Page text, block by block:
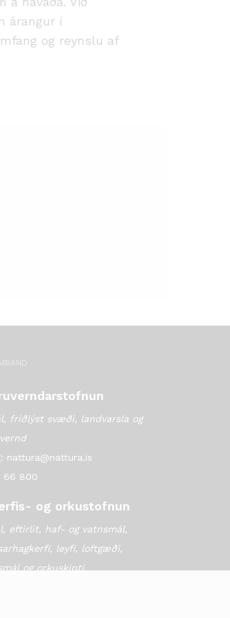
árangur í
og reynslu af
friðlýst svæði, landvarsla og
nattura@nattura.is
66 800
og orkustofnun
eftirlit, haf- og vatnsmál,
leyfi, loftgæði,
og orkuskipti